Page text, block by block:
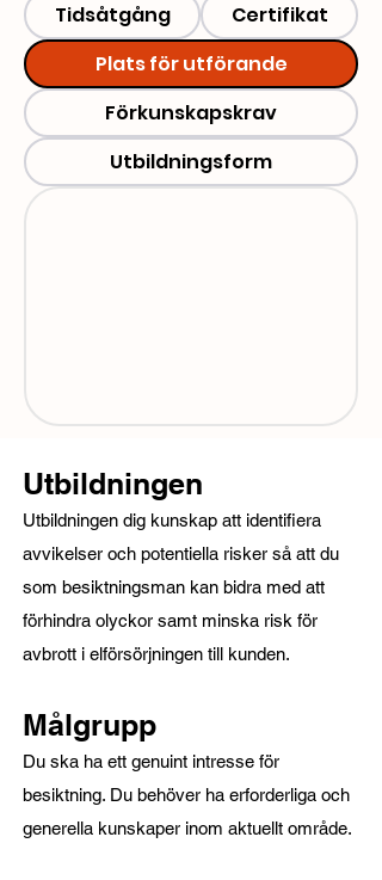
Tidsåtgång
Certifikat
Plats för utförande
Förkunskapskrav
Utbildningsform
Utbildningen
Utbildningen dig kunskap att identifiera
avvikelser och potentiella risker så att du
som besiktningsman kan bidra med att
förhindra olyckor samt minska risk för
avbrott i elförsörjningen till kunden.
Målgrupp
Du ska ha ett genuint intresse för
besiktning. Du behöver ha erforderliga och
generella kunskaper inom aktuellt område.